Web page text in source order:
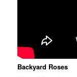
Backyard Roses